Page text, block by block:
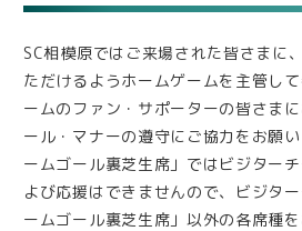
SC相模原ではご来場された皆さまに
ただけるようホームゲームを主管し
ームのファン・サポーターの皆さま
ール・マナーの遵守にご協力をお願
ームゴール裏芝生席」ではビジター
よび応援はできませんので、ビジタ
ームゴール裏芝生席」以外の各席種